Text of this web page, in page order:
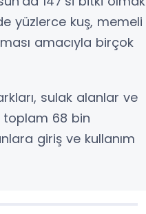
yüzlerce kuş, memeli
amacıyla birçok
sulak alanlar ve
toplam 68 bin
giriş ve kullanım